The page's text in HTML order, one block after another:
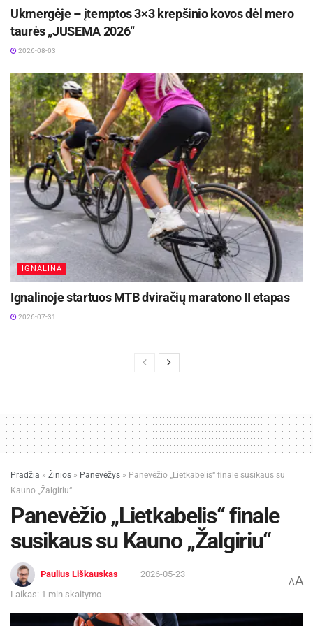
Ukmergėje – įtemptos 3×3 krepšinio kovos dėl mero
taurės „JUSEMA 2026“
2026-08-03
IGNALINA
Ignalinoje startuos MTB dviračių maratono II etapas
2026-07-31
Pradžia » Žinios » Panevėžys » Panevėžio „Lietkabelis“ finale susikaus su
Kauno „Žalgiriu“
Panevėžio „Lietkabelis“ finale
susikaus su Kauno „Žalgiriu“
Paulius Liškauskas
2026-05-23
Laikas: 1 min skaitymo
AA